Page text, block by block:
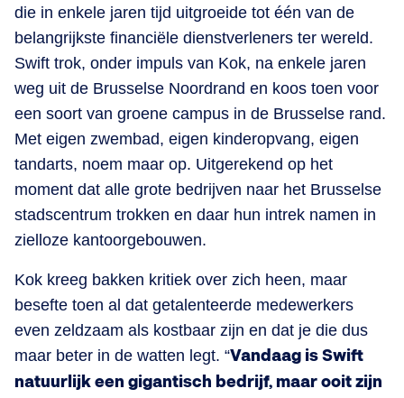
die in enkele jaren tijd uitgroeide tot één van de
belangrijkste financiële dienstverleners ter wereld.
Swift trok, onder impuls van Kok, na enkele jaren
weg uit de Brusselse Noordrand en koos toen voor
een soort van groene campus in de Brusselse rand.
Met eigen zwembad, eigen kinderopvang, eigen
tandarts, noem maar op. Uitgerekend op het
moment dat alle grote bedrijven naar het Brusselse
stadscentrum trokken en daar hun intrek namen in
zielloze kantoorgebouwen.
Kok kreeg bakken kritiek over zich heen, maar
besefte toen al dat getalenteerde medewerkers
even zeldzaam als kostbaar zijn en dat je die dus
maar beter in de watten legt. “Vandaag is Swift
natuurlijk een gigantisch bedrijf, maar ooit zijn